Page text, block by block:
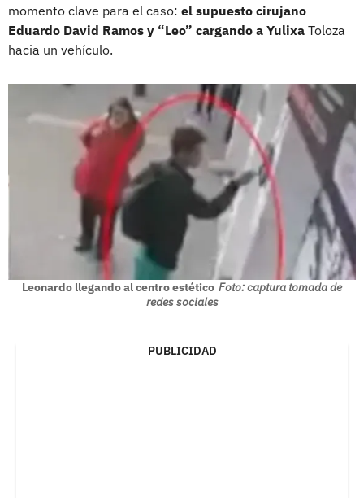
momento clave para el caso: el supuesto cirujano
Eduardo David Ramos y “Leo” cargando a Yulixa Toloza
hacia un vehículo.
Leonardo llegando al centro estético Foto: captura tomada de
redes sociales
PUBLICIDAD